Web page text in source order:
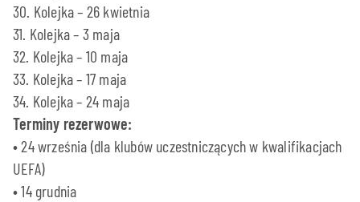
30. Kolejka – 26 kwietnia
31. Kolejka – 3 maja
32. Kolejka – 10 maja
33. Kolejka – 17 maja
34. Kolejka – 24 maja
Terminy rezerwowe:
• 24 września (dla klubów uczestniczących w kwalifikacjach
UEFA)
• 14 grudnia